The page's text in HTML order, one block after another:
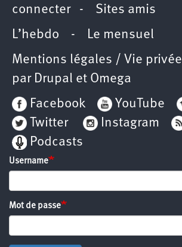
connecter- Sites amis
L’hebdo - Le mensuel
Mentions légales / Vie privée
par Drupal et Omega
Facebook
YouTube
Twitter
Instagram
Podcasts
Username
Mot de passe